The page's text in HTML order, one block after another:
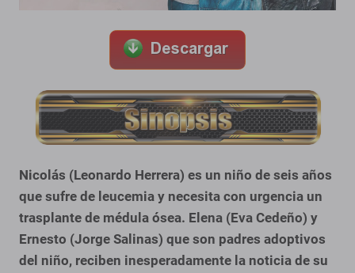
Nicolás (Leonardo Herrera) es un niño de seis años
que sufre de leucemia y necesita con urgencia un
trasplante de médula ósea. Elena (Eva Cedeño) y
Ernesto (Jorge Salinas) que son padres adoptivos
del niño, reciben inesperadamente la noticia de su